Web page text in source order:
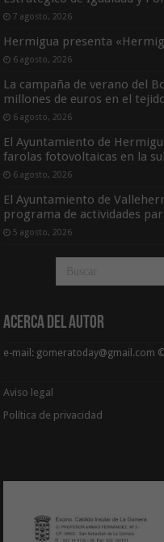
7 agosto, 2026
Hermigua presenta
6 agosto, 2026
La campaña de verano del
millones de euros en el
6 agosto, 2026
El Ayuntamiento de
farolas fotovoltaicas en la
6 agosto, 2026
El Ayuntamiento de
programa de actividades
5 agosto, 2026
Acerca del Autor
e-mail: gomeratoday@gmail.com
Aviso legal
Política de privacidad